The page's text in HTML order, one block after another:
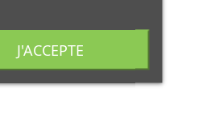
J'ACCEPTE